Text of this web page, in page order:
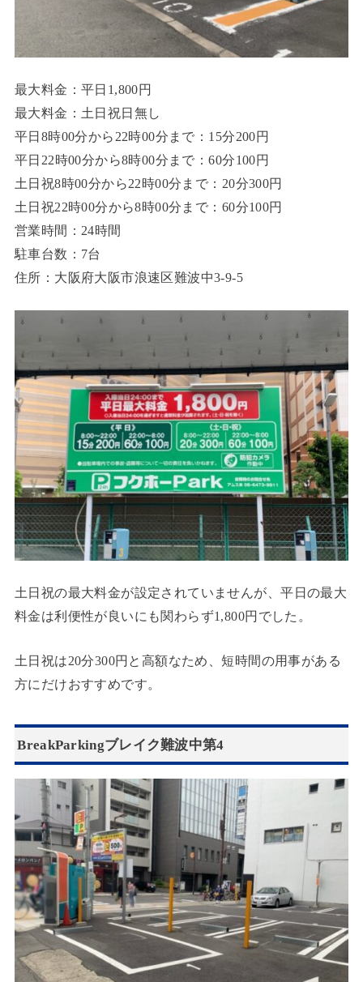
最大料金：平日1,800円
最大料金：土日祝日無し
平日8時00分から22時00分まで：15分200円
平日22時00分から8時00分まで：60分100円
土日祝8時00分から22時00分まで：20分300円
土日祝22時00分から8時00分まで：60分100円
営業時間：24時間
駐車台数：7台
住所：大阪府大阪市浪速区難波中3-9-5
土日祝の最大料金が設定されていませんが、平日の最大
料金は利便性が良いにも関わらず1,800円でした。
土日祝は20分300円と高額なため、短時間の用事がある
方にだけおすすめです。
BreakParkingブレイク難波中第4